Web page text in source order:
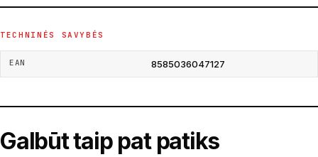
TECHNINĖS SAVYBĖS
EAN 8585036047127
Galbūt taip pat patiks